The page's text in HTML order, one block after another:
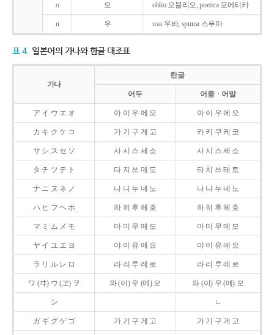
o 오 oblio 오블리오, poetica 포에티카
u 우 uva 우바, spuma 스푸마
표 4 일본어의 가나와 한글 대조표
가나
한글
어두 어중ㆍ어말
ア イ ウ エ オ 아 이 우 에 오 아 이 우 에 오
カ キ ク ケ コ 가 기 구 게 고 카 키 쿠 케 코
サ シ ス セ ソ 사 시 스 세 소 사 시 스 세 소
タ チ ツ テ ト 다 지 쓰 데 도 타 치 쓰 테 토
ナ ニ ヌ ネ ノ 나 니 누 네 노 나 니 누 네 노
ハ ヒ フ ヘ ホ 하 히 후 헤 호 하 히 후 헤 호
マ ミ ム メ モ 마 미 무 메 모 마 미 무 메 모
ヤ イ ユ エ ヨ 야 이 유 에 요 야 이 유 에 요
ラ リ ル レ ロ 라 리 루 레 로 라 리 루 레 로
ワ (ヰ) ウ (ヱ) ヲ 와 (이) 우 (에) 오 와 (이) 우 (에) 오
ン ㄴ
ガ ギ グ ゲ ゴ 가 기 구 게 고 가 기 구 게 고